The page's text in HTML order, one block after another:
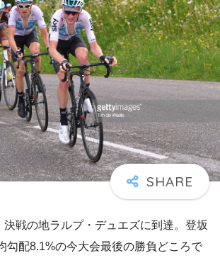
決戦の地ラルプ・デュエズに到達。登坂
勾配8.1%の今大会最後の勝負どころで